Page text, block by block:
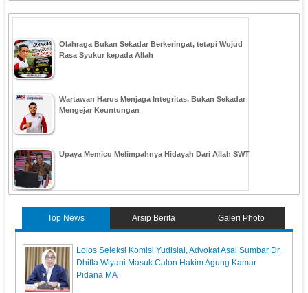
Olahraga Bukan Sekadar Berkeringat, tetapi Wujud
Rasa Syukur kepada Allah
Wartawan Harus Menjaga Integritas, Bukan Sekadar
Mengejar Keuntungan
Upaya Memicu Melimpahnya Hidayah Dari Allah SWT
Top News Arsip Berita Galeri Photo
‎Lolos Seleksi Komisi Yudisial, Advokat Asal Sumbar Dr.
Dhifla Wiyani Masuk Calon Hakim Agung Kamar
Pidana MA